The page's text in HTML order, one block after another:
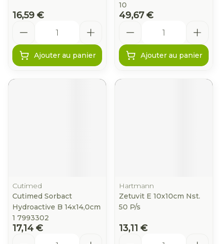
16,59 €
Ajouter au panier
10
49,67 €
Ajouter au panier
Cutimed
Cutimed Sorbact
Hydroactive B 14x14,0cm
1 7993302
17,14 €
Hartmann
Zetuvit E 10x10cm Nst.
50 P/s
13,11 €